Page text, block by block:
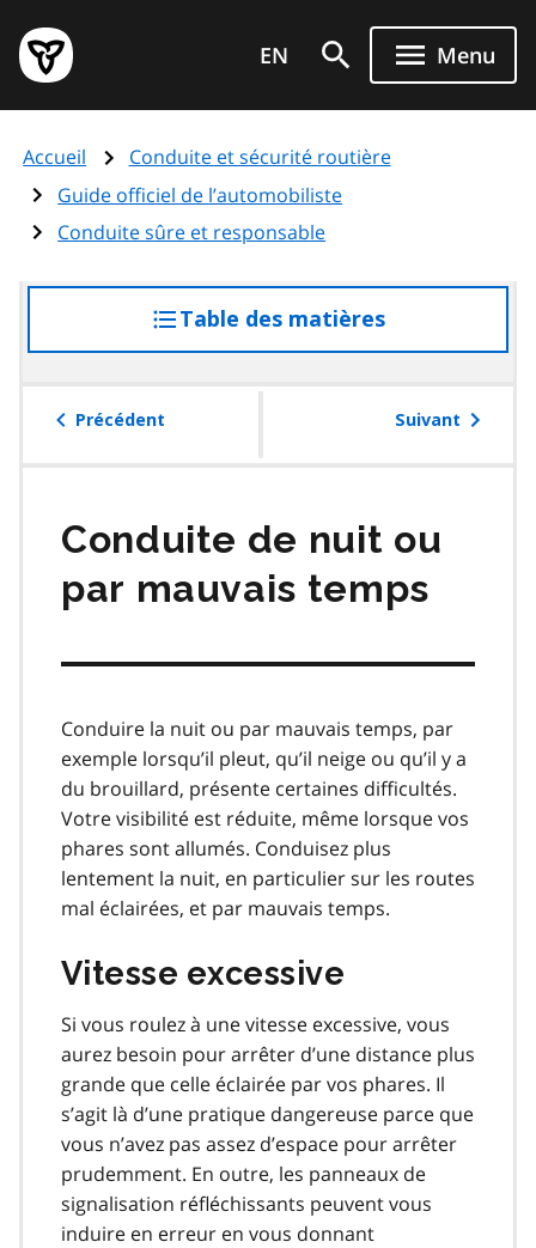
au
contenu
principal
Page
d'accueil
de
l'Ontario
EN Menu
Accueil
Conduite et sécurité routière
Guide officiel de l’automobiliste
Conduite sûre et responsable
Table des matières
à
table
Précédent Suivant
Conduite de nuit ou
par mauvais temps
Conduire la nuit ou par mauvais temps, par
exemple lorsqu’il pleut, qu’il neige ou qu’il y a
du brouillard, présente certaines difficultés.
Votre visibilité est réduite, même lorsque vos
phares sont allumés. Conduisez plus
lentement la nuit, en particulier sur les routes
mal éclairées, et par mauvais temps.
Vitesse excessive
Si vous roulez à une vitesse excessive, vous
aurez besoin pour arrêter d’une distance plus
grande que celle éclairée par vos phares. Il
s’agit là d’une pratique dangereuse parce que
vous n’avez pas assez d’espace pour arrêter
prudemment. En outre, les panneaux de
signalisation réfléchissants peuvent vous
induire en erreur en vous donnant